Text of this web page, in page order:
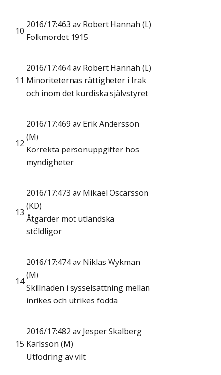
10
2016/17:463 av Robert Hannah (L)
Folkmordet 1915
11
2016/17:464 av Robert Hannah (L)
Minoriteternas rättigheter i Irak
och inom det kurdiska självstyret
12
2016/17:469 av Erik Andersson
(M)
Korrekta personuppgifter hos
myndigheter
13
2016/17:473 av Mikael Oscarsson
(KD)
Åtgärder mot utländska
stöldligor
14
2016/17:474 av Niklas Wykman
(M)
Skillnaden i sysselsättning mellan
inrikes och utrikes födda
15
2016/17:482 av Jesper Skalberg
Karlsson (M)
Utfodring av vilt